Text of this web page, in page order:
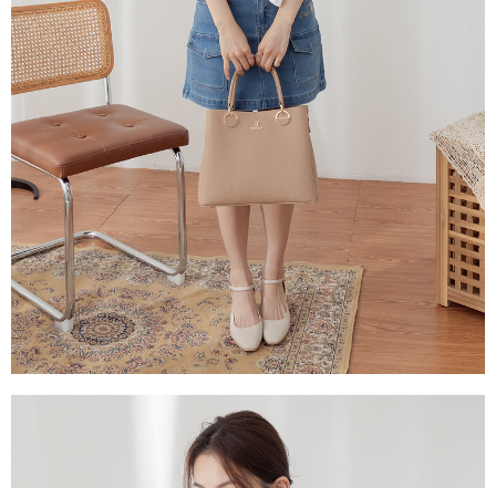
時審查核予不同之上限額度；若仍有額度不足之情形，本公司將視審查結果
請求用戶進行身份認證。
５．嚴禁一人註冊多個帳號或使用他人資訊註冊。若發現惡意使用之情形，
恩沛科技股份有限公司將有權停止該用戶之使用額度並採取法律行動。
宅配_離島
每筆NT$100